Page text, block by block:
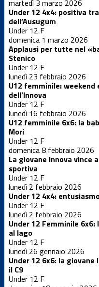
martedì 3 marzo 2026
Under 12 4x4: positiva
dell’Ausugum
Under 12 F
domenica 1 marzo 2026
Applausi per tutte nel
Stenico
Under 12 F
lunedì 23 febbraio 2026
U12 femminile:
dell’Innova
Under 12 F
lunedì 16 febbraio 2026
U12 femminile 6x6: la
Mori
Under 12 F
domenica 8 febbraio 2026
La giovane Innova vince
sportiva
Under 12 F
lunedì 2 febbraio 2026
Under 12 4x4:
Under 12 F
lunedì 2 febbraio 2026
Under 12 Femminile
al lago
Under 12 F
lunedì 26 gennaio 2026
Under 12 6x6: la
il C9
Under 12 F
Under 12 M
Under 13 F
Under 13 M
Under 14 F
Under 14 M
Under 15 M
Under 16 F
Under 16 F
CSI
Under 17 M